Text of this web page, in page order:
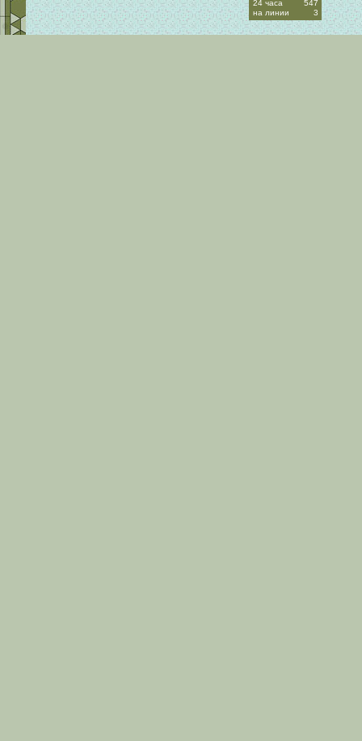
24 часа
547
на линии
3